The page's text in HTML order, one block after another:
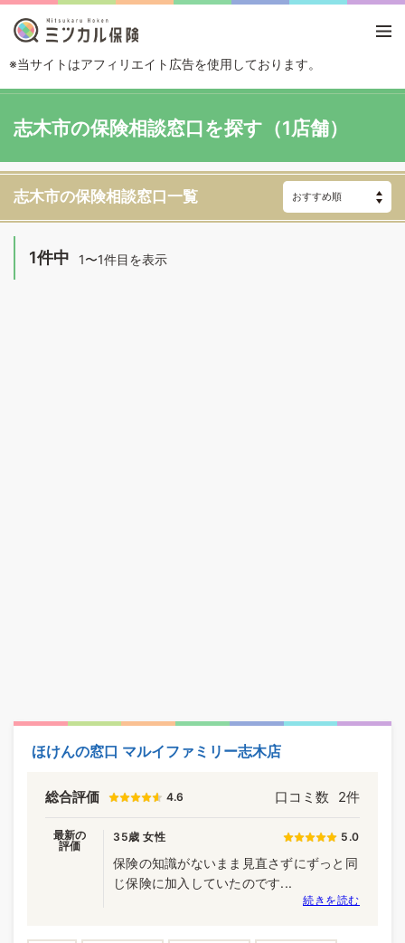
※当サイトはアフィリエイト広告を使用しております。
志木市
志木市の保険相談窓口を探す（1店舗）
志木市の保険相談窓口一覧
1件中 1〜1件目を表示
ほけんの窓口 マルイファミリー志木店
総合評価 4.6 口コミ数 2件
最新の
評価
35歳 女性 5.0
保険の知識がないまま見直さずにずっと同
じ保険に加入していたのです...
続きを読む